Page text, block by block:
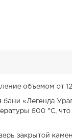
объемом от
«Легенда
600 °С,
закрытой